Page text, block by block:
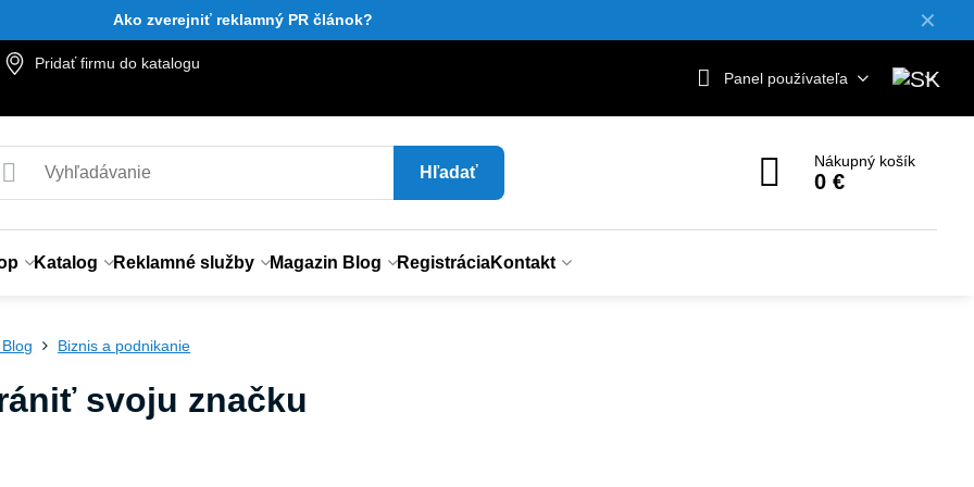
✕
Ako zverejniť reklamný PR článok?
Pridať firmu do katalogu
Panel používateľa
Hľadať
Nákupný košík
0 €
Katalog Reklamné služby Magazin Blog RegistráciaKontakt
Biznis a podnikanie
svoju značku